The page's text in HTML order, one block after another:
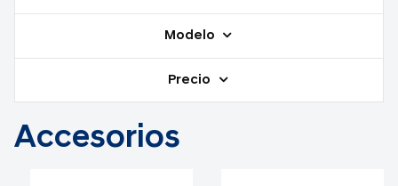
Modelo
Precio
Accesorios